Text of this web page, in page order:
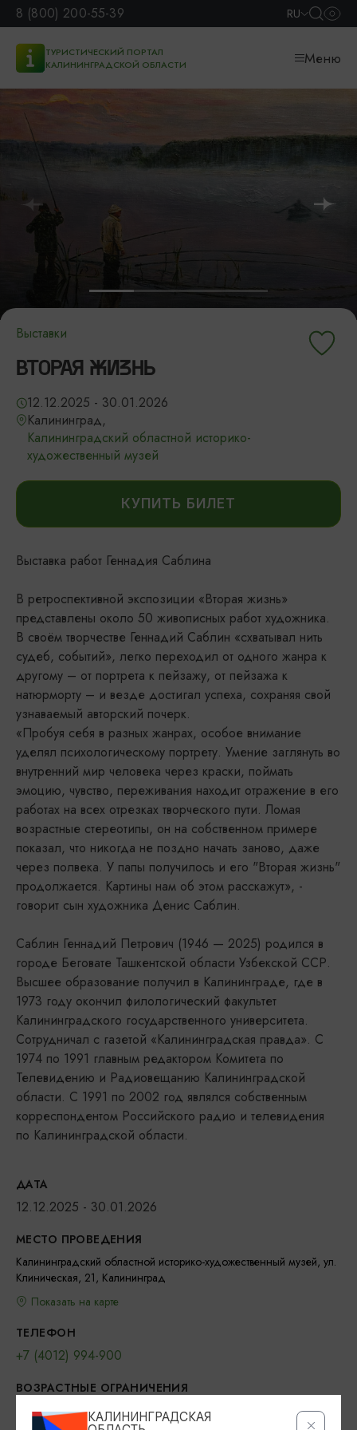
8 (800) 200-55-39 RU
ТУРИСТИЧЕСКИЙ ПОРТАЛ
КАЛИНИНГРАДСКОЙ ОБЛАСТИ
Меню
Выставки
ВТОРАЯ ЖИЗНЬ
12.12.2025 - 30.01.2026
Калининград,
Калининградский областной историко-
художественный музей
КУПИТЬ БИЛЕТ
Выставка работ Геннадия Саблина
В ретроспективной экспозиции «Вторая жизнь»
представлены около 50 живописных работ художника.
В своём творчестве Геннадий Саблин «схватывал нить
судеб, событий», легко переходил от одного жанра к
другому – от портрета к пейзажу, от пейзажа к
натюрморту – и везде достигал успеха, сохраняя свой
узнаваемый авторский почерк.
«Пробуя себя в разных жанрах, особое внимание
уделял психологическому портрету. Умение заглянуть во
внутренний мир человека через краски, поймать
эмоцию, чувство, переживания находит отражение в его
работах на всех отрезках творческого пути. Ломая
возрастные стереотипы, он на собственном примере
показал, что никогда не поздно начать заново, даже
через полвека. У папы получилось и его "Вторая жизнь"
продолжается. Картины нам об этом расскажут», -
говорит сын художника Денис Саблин.
Саблин Геннадий Петрович (1946 — 2025) родился в
городе Беговате Ташкентской области Узбекской ССР.
Высшее образование получил в Калининграде, где в
1973 году окончил филологический факультет
Калининградского государственного университета.
Сотрудничал с газетой «Калининградская правда». С
1974 по 1991 главным редактором Комитета по
Телевидению и Радиовещанию Калининградской
области. С 1991 по 2002 год являлся собственным
корреспондентом Российского радио и телевидения
по Калининградской области.
ДАТА
12.12.2025 - 30.01.2026
МЕСТО ПРОВЕДЕНИЯ
Калининградский областной историко-художественный музей, ул.
Клиническая, 21, Калининград
Показать на карте
ТЕЛЕФОН
+7 (4012) 994-900
ВОЗРАСТНЫЕ ОГРАНИЧЕНИЯ
КАЛИНИНГРАДСКАЯ